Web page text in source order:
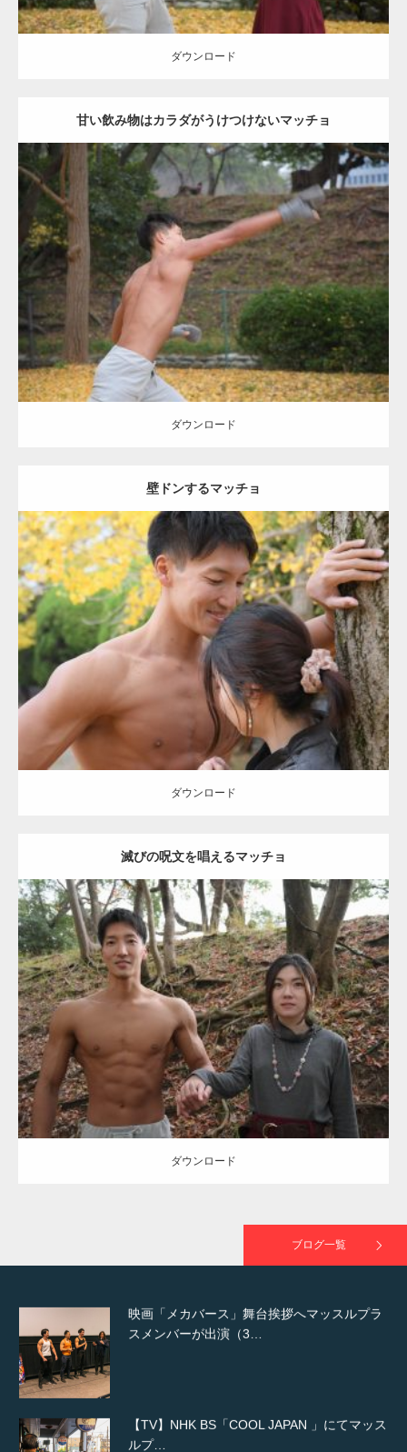
ダウンロード
甘い飲み物はカラダがうけつけないマッチョ
Update:2021.07.8
Category: 公園のマッチョ その他 AKIHITO(細マッチョ) 背中
ダウンロード
ダウンロード
壁ドンするマッチョ
Update: 2021.07.8
Category:公園のマッチョ その他 AKIHITO(細マッチョ) 大胸筋 肩 腹
筋
ダウンロード
ダウンロード
滅びの呪文を唱えるマッチョ
Update:2021.07.8
Category:公園のマッチョ その他 AKIHITO(細マッチョ) 大胸筋 腹筋
ダウンロード
ダウンロード
ブログ一覧
【YouTube】マッチョフリー素材メンバーが
ギネス世界記録…
【TV】TBS番組「ひるおび」にてマッスルプ
ラスが紹介されま…
TOKYO FMラジオ番組「ONE MORNING」
で紹介さ…
NHK「所さん！事件ですよ」に取材されまし
た（6/8放送）
映画「メカバース」舞台挨拶へマッスルプラ
スメンバーが出演（3…
【TV】NHK BS「COOL JAPAN 」にてマッス
ルプ…